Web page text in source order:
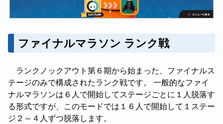
ファイナルマラソン ランク戦
ランクノックアウト第６期から始まった、ファイナルス
テージのみで構成されたランク戦です。 一般的なファイ
ナルマラソンは６人で開始してステージごとに１人脱落す
る形式ですが、このモードでは１６人で開始して１ステー
ジ２～４人ずつ脱落します。